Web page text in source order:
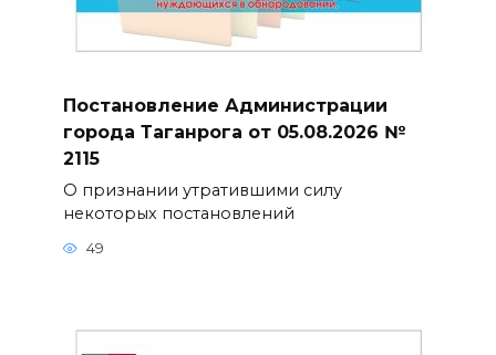
Постановление Администрации
города Таганрога от 05.08.2026 №
2115
О признании утратившими силу
некоторых постановлений
49